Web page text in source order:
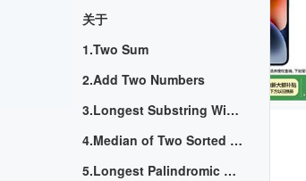
关于
1.Two Sum
2.Add Two Numbers
3.Longest Substring Without Repeating Characters
4.Median of Two Sorted Arrays
5.Longest Palindromic Substring